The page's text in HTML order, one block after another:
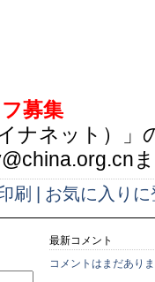
募集
ナネット）」
刷 お気に入りに
最新コメント
コメントはまだあり